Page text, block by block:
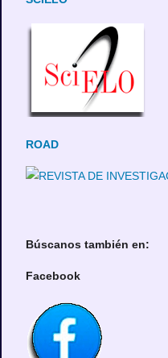
ROAD
Búscanos también en:
Facebook